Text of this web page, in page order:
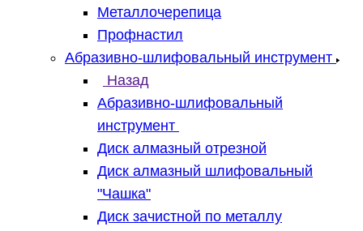
Металлочерепица
Профнастил
Абразивно-шлифовальный инструмент
Назад
Абразивно-шлифовальный
инструмент
Диск алмазный отрезной
Диск алмазный шлифовальный
"Чашка"
Диск зачистной по металлу